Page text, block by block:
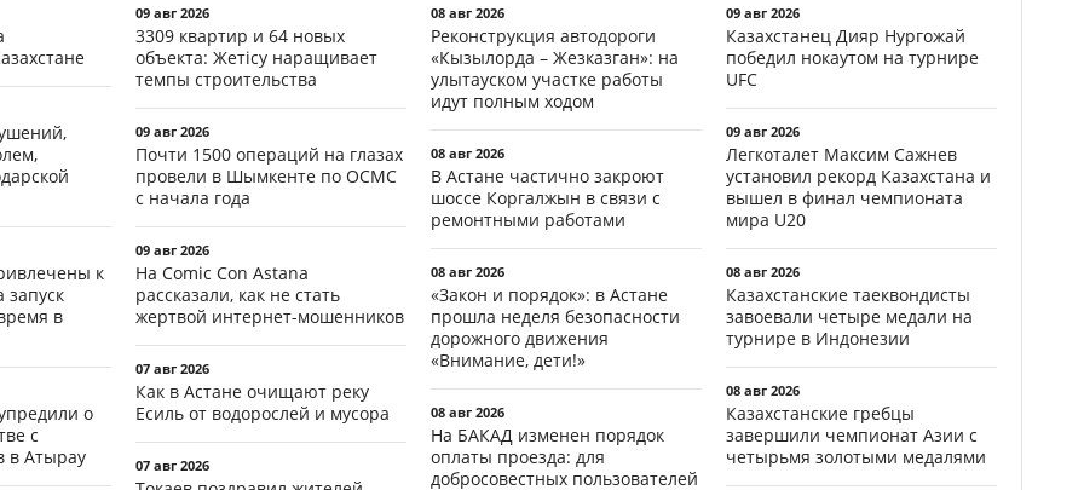
к
запуск
в
о
с
в Атырау
09 авг 2026
3309 квартир и 64 новых
объекта: Жетісу наращивает
темпы строительства
09 авг 2026
Почти 1500 операций на глазах
провели в Шымкенте по ОСМС
с начала года
09 авг 2026
На Comic Con Astana
рассказали, как не стать
жертвой интернет-мошенников
07 авг 2026
Как в Астане очищают реку
Есиль от водорослей и мусора
07 авг 2026
08 авг 2026
Реконструкция автодороги
«Кызылорда – Жезказган»: на
улытауском участке работы
идут полным ходом
08 авг 2026
В Астане частично закроют
шоссе Коргалжын в связи с
ремонтными работами
08 авг 2026
«Закон и порядок»: в Астане
прошла неделя безопасности
дорожного движения
«Внимание, дети!»
08 авг 2026
На БАКАД изменен порядок
оплаты проезда: для
добросовестных пользователей
09 авг 2026
Казахстанец Дияр Нургожай
победил нокаутом на турнире
UFC
09 авг 2026
Легкоталет Максим Сажнев
установил рекорд Казахстана и
вышел в финал чемпионата
мира U20
08 авг 2026
Казахстанские таеквондисты
завоевали четыре медали на
турнире в Индонезии
08 авг 2026
Казахстанские гребцы
завершили чемпионат Азии с
четырьмя золотыми медалями